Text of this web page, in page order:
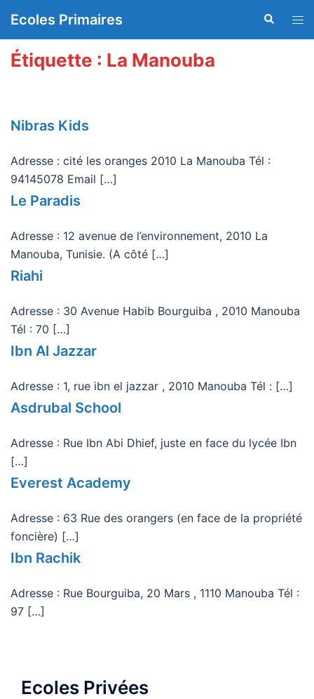
auEcoles Primaires
le
Étiquette : La Manouba
Nibras Kids
Adresse : cité les oranges 2010 La Manouba Tél :
94145078 Email […]
Le Paradis
Adresse : 12 avenue de l’environnement, 2010 La
Manouba, Tunisie. (A côté […]
Riahi
Adresse : 30 Avenue Habib Bourguiba , 2010 Manouba
Tél : 70 […]
Ibn Al Jazzar
Adresse : 1, rue ibn el jazzar , 2010 Manouba Tél : […]
Asdrubal School
Adresse : Rue Ibn Abi Dhief, juste en face du lycée Ibn
[…]
Everest Academy
Adresse : 63 Rue des orangers (en face de la propriété
foncière) […]
Ibn Rachik
Adresse : Rue Bourguiba, 20 Mars , 1110 Manouba Tél :
97 […]
Ecoles Privées